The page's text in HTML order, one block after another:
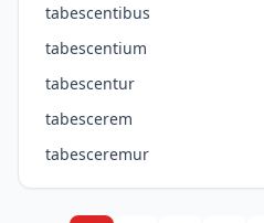
tabescentibus
tabescentium
tabescentur
tabescerem
tabesceremur